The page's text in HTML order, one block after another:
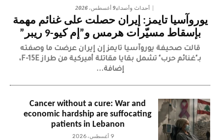
أحداث وأصداء9 أغسطس، 2026
يوروآسيا تايمز: إيران حصلت على غنائم مهمة
بإسقاط مسيّرات هرمس و”إم كيو-9 ريبر”
قالت صحيفة يوروآسيا تايمز إن إيران عرضت ما وصفته
بـ"غنائم حرب" تشمل بقايا مقاتلة أميركية من طراز F-15E،
إضافة...
Cancer without a cure: War and
economic hardship are suffocating
patients in Lebanon
9 أغسطس، 2026